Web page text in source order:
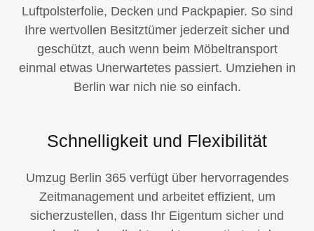
Luftpolsterfolie, Decken und Packpapier. So sind
Ihre wertvollen Besitztümer jederzeit sicher und
geschützt, auch wenn beim Möbeltransport
einmal etwas Unerwartetes passiert. Umziehen in
Berlin war nich nie so einfach.
Schnelligkeit und Flexibilität
Umzug Berlin 365 verfügt über hervorragendes
Zeitmanagement und arbeitet effizient, um
sicherzustellen, dass Ihr Eigentum sicher und